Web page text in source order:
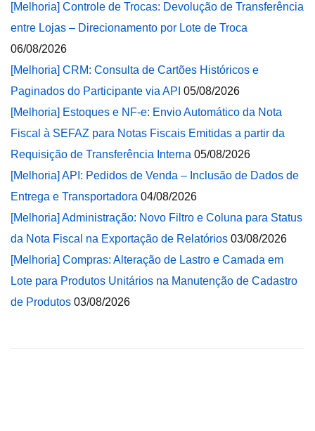
[Melhoria] Controle de Trocas: Devolução de Transferência
entre Lojas – Direcionamento por Lote de Troca
06/08/2026
[Melhoria] CRM: Consulta de Cartões Históricos e
Paginados do Participante via API 05/08/2026
[Melhoria] Estoques e NF-e: Envio Automático da Nota
Fiscal à SEFAZ para Notas Fiscais Emitidas a partir da
Requisição de Transferência Interna 05/08/2026
[Melhoria] API: Pedidos de Venda – Inclusão de Dados de
Entrega e Transportadora 04/08/2026
[Melhoria] Administração: Novo Filtro e Coluna para Status
da Nota Fiscal na Exportação de Relatórios 03/08/2026
[Melhoria] Compras: Alteração de Lastro e Camada em
Lote para Produtos Unitários na Manutenção de Cadastro
de Produtos 03/08/2026